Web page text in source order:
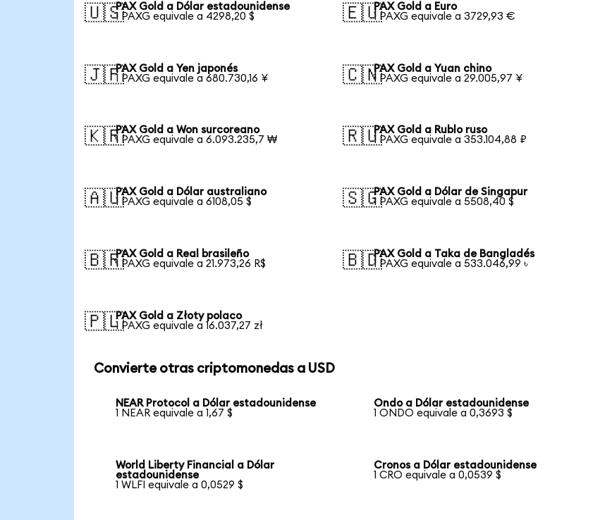
🇺🇸PAX Gold a Dólar estadounidense
1 PAXG equivale a 4298,20 $
🇪🇺PAX Gold a Euro
1 PAXG equivale a 3729,93 €
🇯🇵PAX Gold a Yen japonés
1 PAXG equivale a 680.730,16 ¥
🇨🇳PAX Gold a Yuan chino
1 PAXG equivale a 29.005,97 ¥
🇰🇷PAX Gold a Won surcoreano
1 PAXG equivale a 6.093.235,7 ₩
🇷🇺PAX Gold a Rublo ruso
1 PAXG equivale a 353.104,88 ₽
🇦🇺PAX Gold a Dólar australiano
1 PAXG equivale a 6108,05 $
🇸🇬PAX Gold a Dólar de Singapur
1 PAXG equivale a 5508,40 $
🇧🇷PAX Gold a Real brasileño
1 PAXG equivale a 21.973,26 R$
🇧🇩PAX Gold a Taka de Bangladés
1 PAXG equivale a 533.046,99 ৳
🇵🇱PAX Gold a Złoty polaco
1 PAXG equivale a 16.037,27 zł
Convierte otras criptomonedas a USD
NEAR Protocol a Dólar estadounidense
1 NEAR equivale a 1,67 $
Ondo a Dólar estadounidense
1 ONDO equivale a 0,3693 $
World Liberty Financial a Dólar
estadounidense
1 WLFI equivale a 0,0529 $
Cronos a Dólar estadounidense
1 CRO equivale a 0,0539 $